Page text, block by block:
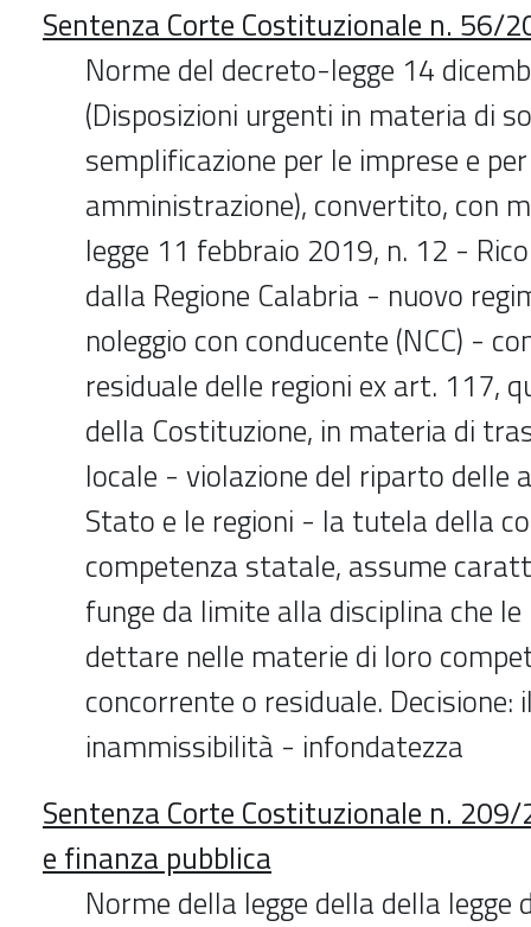
Sentenza Corte Costituzionale n. 56/
Norme del decreto-legge 14
(Disposizioni urgenti in materia di
semplificazione per le imprese e
amministrazione), convertito, con
legge 11 febbraio 2019, n. 12 -
dalla Regione Calabria - nuovo
noleggio con conducente (NCC) -
residuale delle regioni ex art. 117,
della Costituzione, in materia di
locale - violazione del riparto delle
Stato e le regioni - la tutela della
competenza statale, assume
funge da limite alla disciplina che
dettare nelle materie di loro
concorrente o residuale.
inammissibilità - infondatezza
Sentenza Corte Costituzionale n.
e finanza pubblica
Norme della legge della della legge